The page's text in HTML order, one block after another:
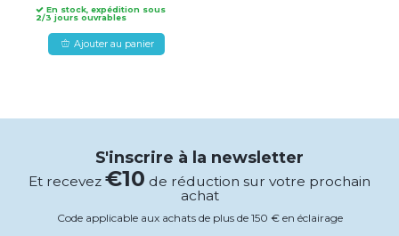
En stock, expédition sous
2/3 jours ouvrables
Ajouter au panier
S'inscrire à la newsletter
Et recevez €10 de réduction sur votre prochain
achat
Code applicable aux achats de plus de 150 € en éclairage